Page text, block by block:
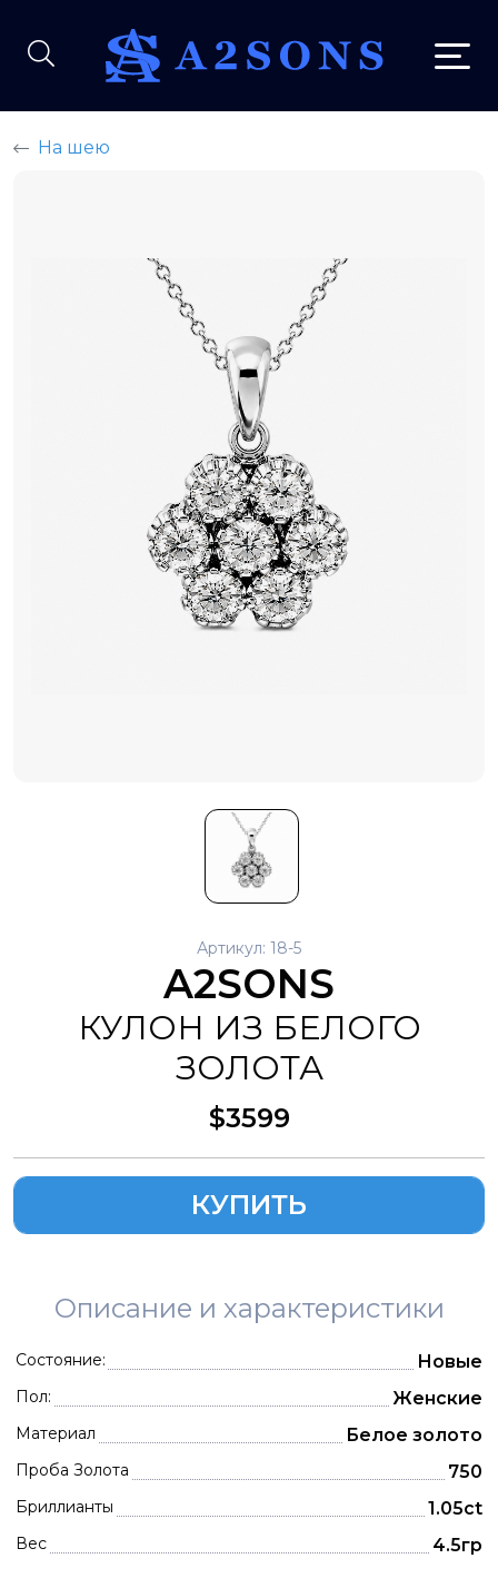
На шею
Артикул: 18-5
A2SONS
КУЛОН ИЗ БЕЛОГО
ЗОЛОТА
$3599
КУПИТЬ
Описание и характеристики
Состояние: Новые
Пол: Женские
Материал Белое золото
Проба Золота 750
Бриллианты 1.05ct
Вес 4.5гр